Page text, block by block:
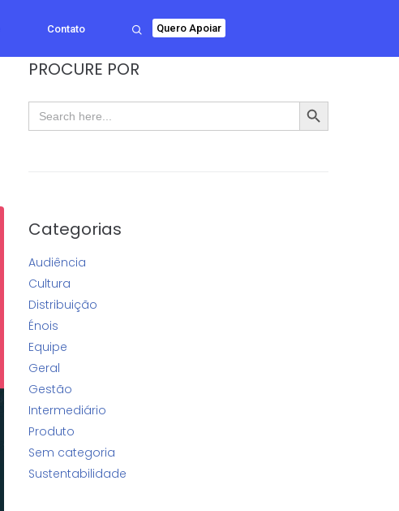
Contato Quero Apoiar
PROCURE POR
Search
for:
SEARCH BUTTON
Categorias
Audiência
Cultura
Distribuição
Énois
Equipe
Geral
Gestão
Intermediário
Produto
Sem categoria
Sustentabilidade